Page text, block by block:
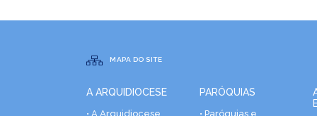
MAPA DO SITE
A ARQUIDIOCESE
• A Arquidiocese
PARÓQUIAS
• Paróquias e